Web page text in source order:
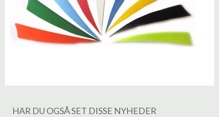
HAR DU OGSÅ SET DISSE NYHEDER